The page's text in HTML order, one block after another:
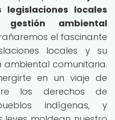
locales
ambiental
el fascinante
locales y su
comunitaria.
en un viaje de
los derechos de
indígenas, y